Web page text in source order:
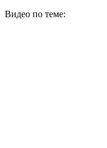
Видео по теме: